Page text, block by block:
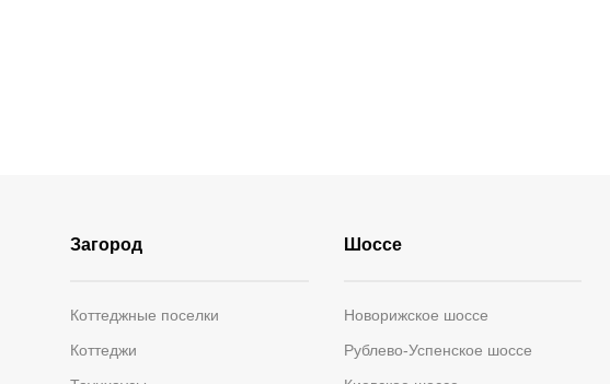
Загород
Коттеджные поселки
Коттеджи
Шоссе
Новорижское шоссе
Рублево-Успенское шоссе